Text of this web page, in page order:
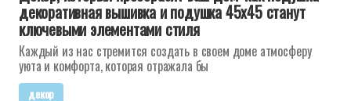
декоративная вышивка и подушка 45x45 станут
ключевыми элементами стиля
Каждый из нас стремится создать в своем доме атмосферу
уюта и комфорта, которая отражала бы
декор